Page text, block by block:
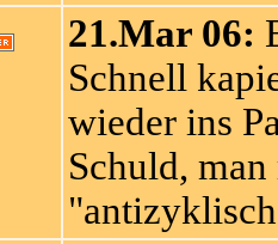
21.Mar 06:
Schnell
wieder ins
Schuld,